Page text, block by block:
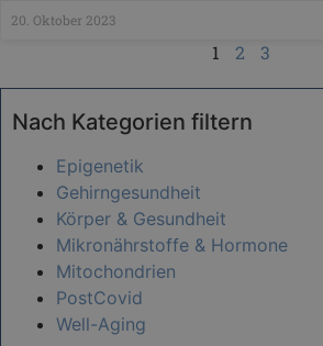
20. Oktober 2023
1 2 3
Nach Kategorien filtern
Epigenetik
Gehirngesundheit
Körper & Gesundheit
Mikronährstoffe & Hormone
Mitochondrien
PostCovid
Well-Aging